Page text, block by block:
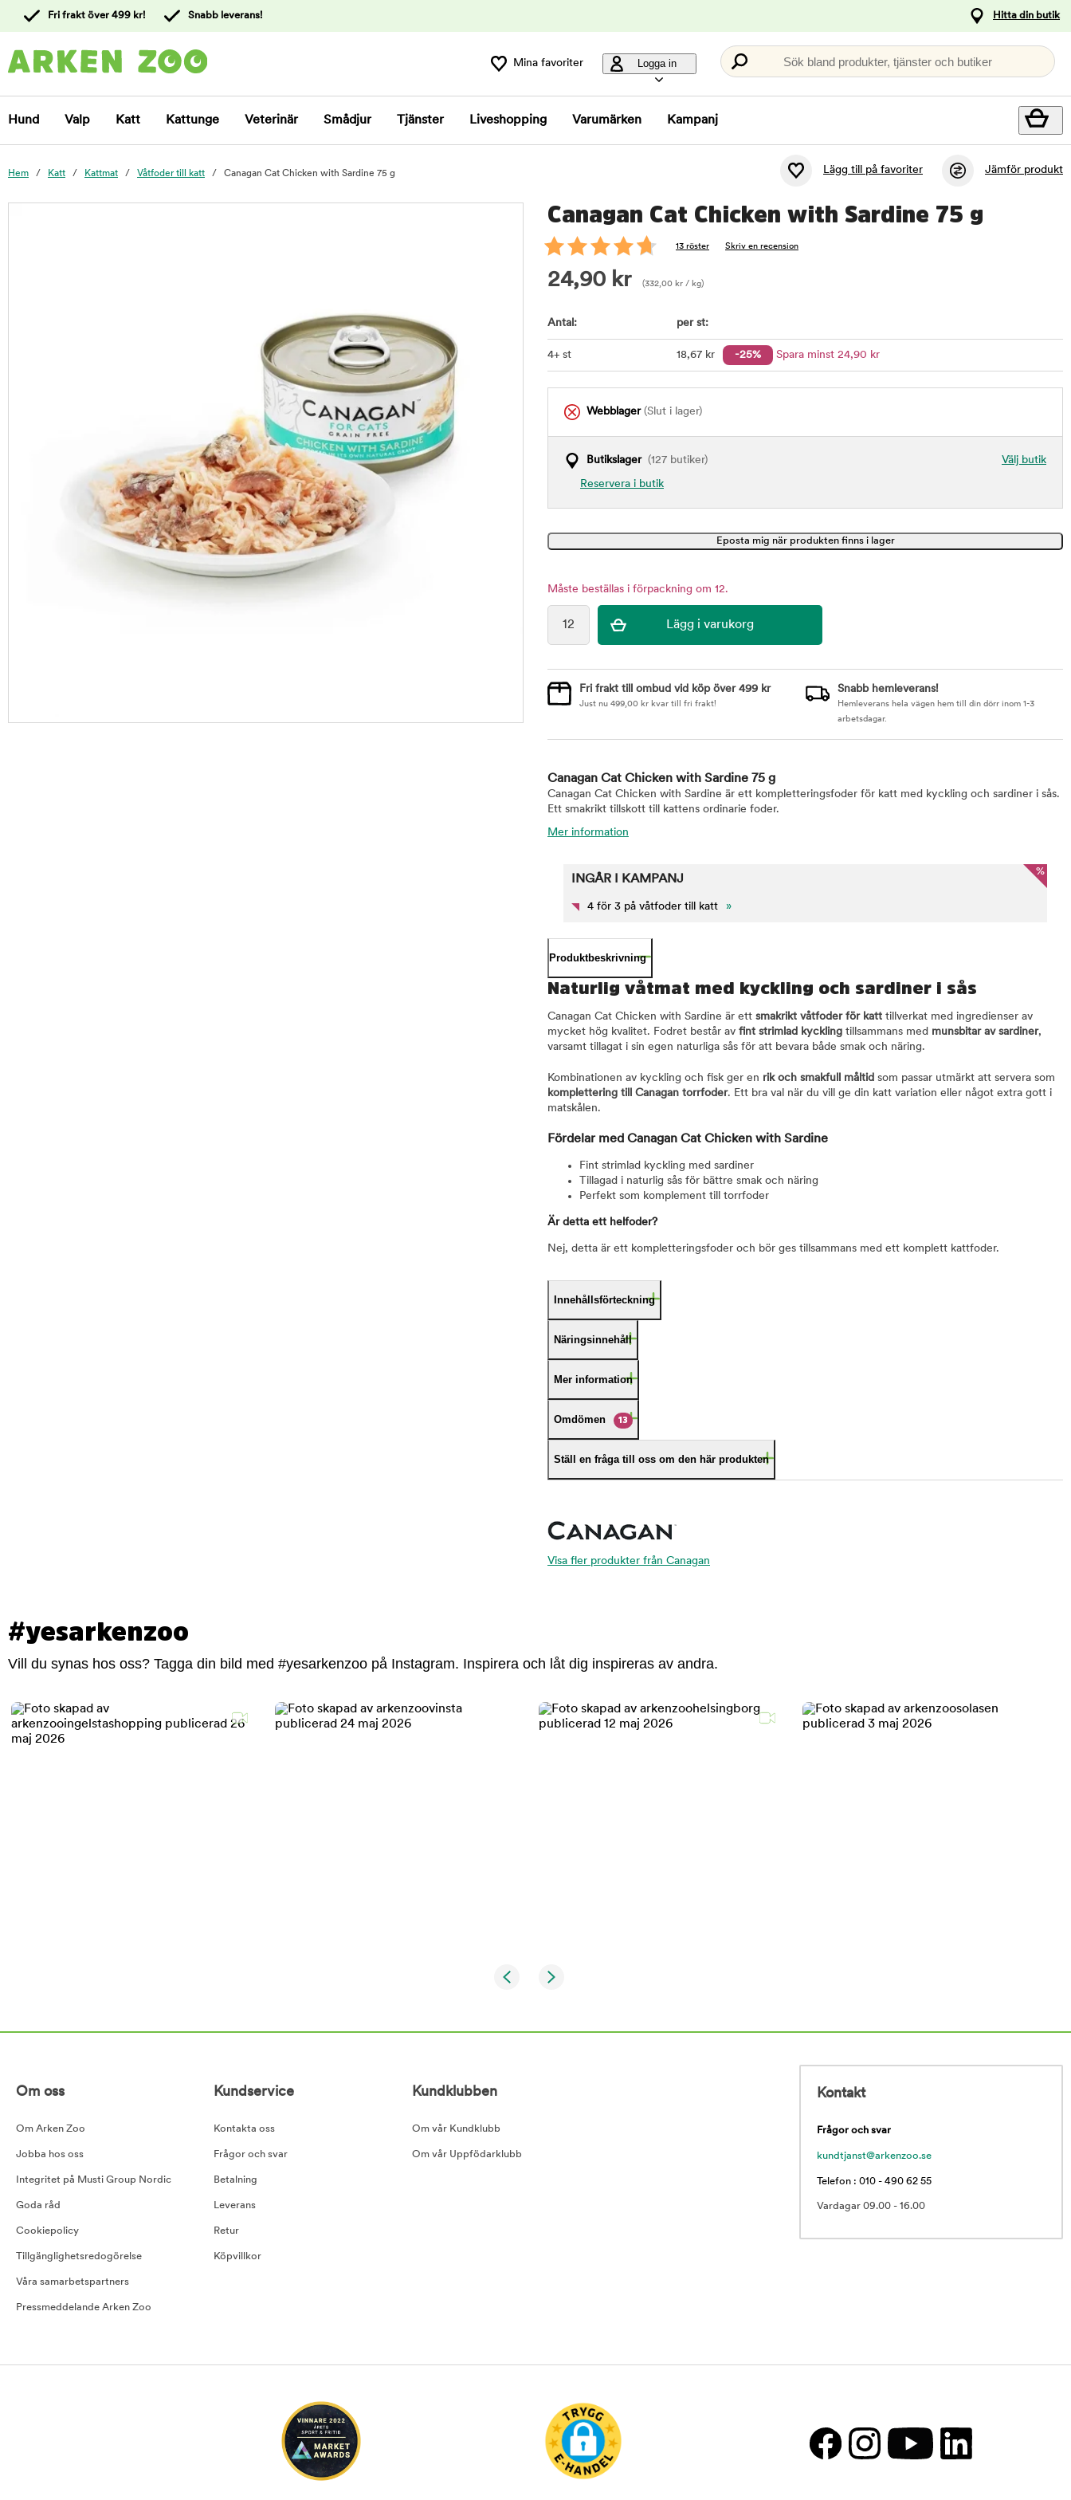
kundtjänst
Fri frakt över 499 kr! Snabb leverans! Hitta din butik
Mina favoriter Logga in Sök bland produkter, tjänster och butiker
Hund Valp Katt Kattunge Veterinär Smådjur Tjänster Liveshopping Varumärken Kampanj
Hem Katt Kattmat Våtfoder till katt Canagan Cat Chicken with Sardine 75 g Lägg till på favoriter Jämför produkt
Canagan Cat Chicken with Sardine 75 g
13 röster Skriv en recension
24,90 kr (332,00 kr / kg)
Antal: per st:
4+ st 18,67kr -25% Spara minst 24,90 kr
Webblager(Slut i lager)
Välj butik
Butikslager(127 butiker)
Reservera i butik
Måste beställas i förpackning om 12.
Fri frakt till ombud vid köp över 499 kr
Just nu 499,00 kr kvar till fri frakt!
Snabb hemleverans!
Hemleverans hela vägen hem till din dörr inom 1-3
arbetsdagar.
Canagan Cat Chicken with Sardine 75 g
Canagan Cat Chicken with Sardine är ett kompletteringsfoder för katt med kyckling och sardiner i sås.
Ett smakrikt tillskott till kattens ordinarie foder.
Mer information
%
INGÅR I KAMPANJ
4 för 3 på våtfoder till katt »
Produktbeskrivning
Naturlig våtmat med kyckling och sardiner i sås
Canagan Cat Chicken with Sardine är ett smakrikt våtfoder för katt tillverkat med ingredienser av
mycket hög kvalitet. Fodret består av fint strimlad kyckling tillsammans med munsbitar av sardiner,
varsamt tillagat i sin egen naturliga sås för att bevara både smak och näring.
Kombinationen av kyckling och fisk ger en rik och smakfull måltid som passar utmärkt att servera som
komplettering till Canagan torrfoder. Ett bra val när du vill ge din katt variation eller något extra gott i
matskålen.
Fördelar med Canagan Cat Chicken with Sardine
Fint strimlad kyckling med sardiner
Tillagad i naturlig sås för bättre smak och näring
Perfekt som komplement till torrfoder
Är detta ett helfoder?
Nej, detta är ett kompletteringsfoder och bör ges tillsammans med ett komplett kattfoder.
Innehållsförteckning
Näringsinnehåll
Mer information
Omdömen 13
Ställ en fråga till oss om den här produkten
Visa fler produkter från Canagan
#yesarkenzoo
Vill du synas hos oss? Tagga din bild med #yesarkenzoo på Instagram. Inspirera och låt dig inspireras av andra.
Om oss
Om Arken Zoo
Jobba hos oss
Integritet på Musti Group Nordic
Goda råd
Cookiepolicy
Tillgänglighetsredogörelse
Våra samarbetspartners
Pressmeddelande Arken Zoo
Kundservice
Kontakta oss
Frågor och svar
Betalning
Leverans
Retur
Köpvillkor
Kundklubben
Om vår Kundklubb
Om vår Uppfödarklubb
Kontakt
Frågor och svar
kundtjanst@arkenzoo.se
Telefon : 010 - 490 62 55
Vardagar 09.00 - 16.00